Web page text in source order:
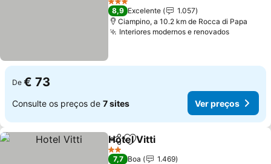
3 Estrelas
8,9 Excelente
1.057
Ciampino, a 10.2 km de Rocca di Papa
Interiores modernos e renovados
De € 73
Consulte os preços de 7 sites Ver preços
PartilharAdicionar aos favoritos
Hotel Vitti
2 Estrelas
7,7 Boa
1.469